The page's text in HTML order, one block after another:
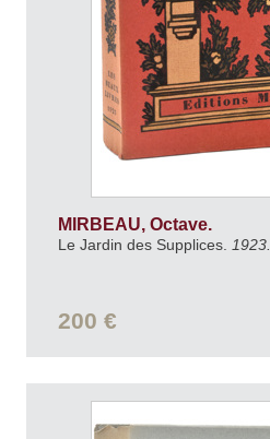
MIRBEAU, Octave.
Le Jardin des Supplices. 1923.
200 €